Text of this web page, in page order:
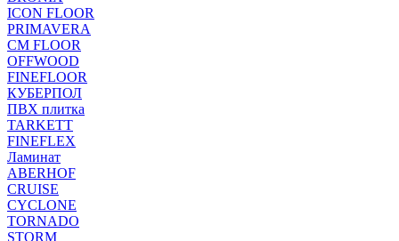
ICON FLOOR
PRIMAVERA
CM FLOOR
OFFWOOD
FINEFLOOR
КУБЕРПОЛ
ПВХ плитка
TARKETT
FINEFLEX
Ламинат
ABERHOF
CRUISE
CYCLONE
TORNADO
STORM